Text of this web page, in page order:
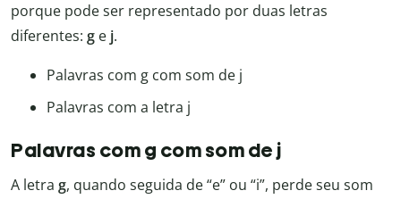
porque pode ser representado por duas letras
diferentes: g e j.
Palavras com g com som de j
Palavras com a letra j
Palavras com g com som de j
A letra g, quando seguida de “e” ou “i”, perde seu som